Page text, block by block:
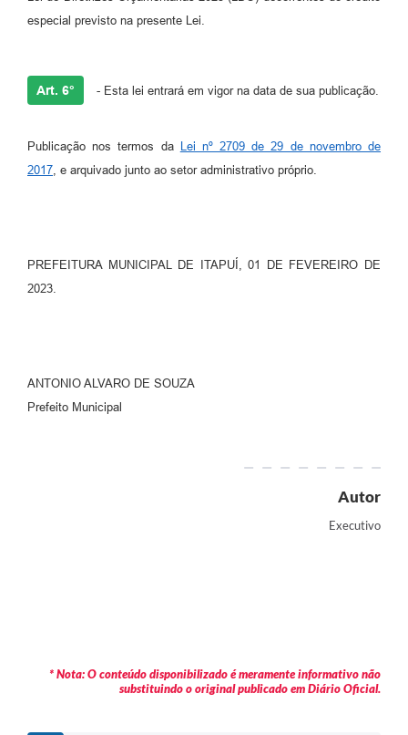
especial previsto na presente Lei.
Art. 6° - Esta lei entrará em vigor na data de sua publicação.
Publicação nos termos da Lei nº 2709 de 29 de novembro de
2017, e arquivado junto ao setor administrativo próprio.
PREFEITURA MUNICIPAL DE ITAPUÍ, 01 DE FEVEREIRO DE
2023.
ANTONIO ALVARO DE SOUZA
Prefeito Municipal
Autor
Executivo
* Nota: O conteúdo disponibilizado é meramente informativo não
substituindo o original publicado em Diário Oficial.